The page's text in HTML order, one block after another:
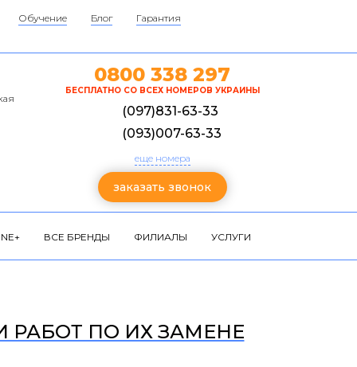
Обучение Блог
Гарантия
0800 338 297
БЕСПЛАТНО СО ВСЕХ НОМЕРОВ УКРАИНЫ
(097)831-63-33
(093)007-63-33
еще номера
заказать звонок
ВСЕ БРЕНДЫ ФИЛИАЛЫ УСЛУГИ
РАБОТ ПО ИХ ЗАМЕНЕ